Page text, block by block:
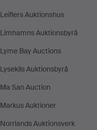
Leiflers Auktionshus
Limhamns Auktionsbyrå
Lyme Bay Auctions
Lysekils Auktionsbyrå
Ma San Auction
Markus Auktioner
Norrlands Auktionsverk